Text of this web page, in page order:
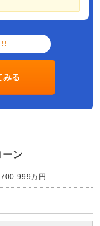
!!
みる
ン
700-999万円